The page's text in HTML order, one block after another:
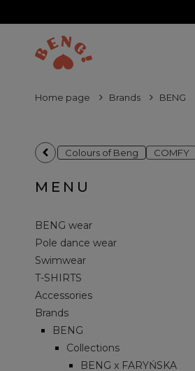
Home page Brands BENG
Colours of Beng COMFY
MENU
BENG wear
Pole dance wear
Swimwear
T-SHIRTS
Accessories
Brands
BENG
Collections
BENG x FARYŃSKA